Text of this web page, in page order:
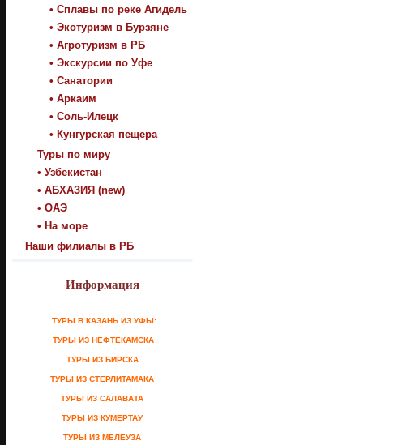
• Сплавы по реке Агидель
• Экотуризм в Бурзяне
• Агротуризм в РБ
• Экскурсии по Уфе
• Санатории
• Аркаим
• Соль-Илецк
• Кунгурская пещера
Туры по миру
• Узбекистан
• АБХАЗИЯ (new)
• ОАЭ
• На море
Наши филиалы в РБ
Информация
ТУРЫ В КАЗАНЬ ИЗ УФЫ:
ТУРЫ ИЗ НЕФТЕКАМСКА
ТУРЫ ИЗ БИРСКА
ТУРЫ ИЗ СТЕРЛИТАМАКА
ТУРЫ ИЗ САЛАВАТА
ТУРЫ ИЗ КУМЕРТАУ
ТУРЫ ИЗ МЕЛЕУЗА